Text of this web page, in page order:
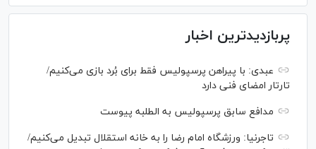
پربازدیدترین اخبار
عبدی: با پیراهن پرسپولیس فقط برای بُرد بازی می‌کنیم/
تارتار امضای فنی دارد
مدافع سابق پرسپولیس به الطلبه پیوست
تاجرنیا: ورزشگاه امام رضا را به خانه استقلال تبدیل می‌کنیم/